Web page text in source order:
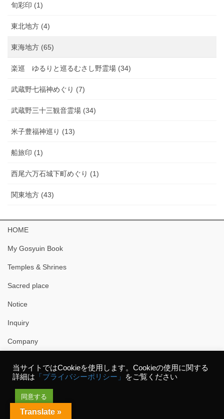
旬彩印 (1)
東北地方 (4)
東海地方 (65)
楽巡 ゆるりと巡るむさし野霊場 (34)
武蔵野七福神めぐり (7)
武蔵野三十三観音霊場 (34)
米子豊福神巡り (13)
船旅印 (1)
西尾六万石城下町めぐり (1)
関東地方 (43)
HOME
My Gosyuin Book
Temples & Shrines
Sacred place
Notice
Inquiry
Company
Copyright © スマート御朱印 All Rights Reserved.
当サイトではCookieを使用します。Cookieの使用に関する
詳細は 「プライバシーポリシー」 をご覧ください
同意する
Translate »